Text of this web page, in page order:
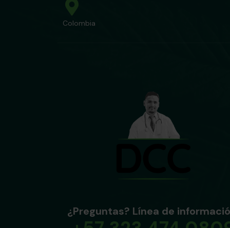
Colombia
¿Preguntas? Línea de